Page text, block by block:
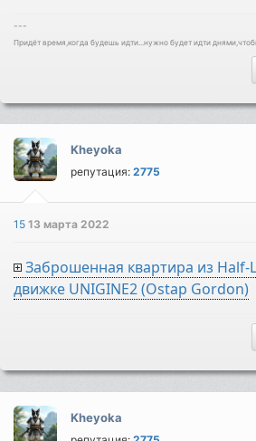
---
Придёт время,когда будешь идти...нужно будет идти
Kheyoka
репутация:2775
1513 марта 2022
Заброшенная квартира из Half-
движке UNIGINE2 (Ostap Gordon)
Kheyoka